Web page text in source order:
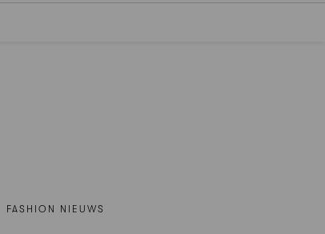
FASHION NIEUWS